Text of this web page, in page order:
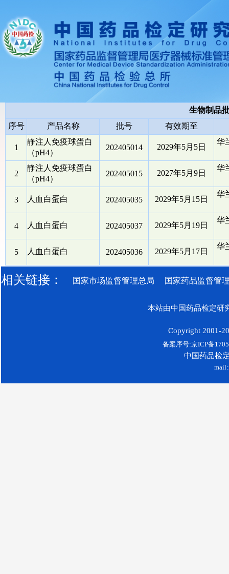
生物制品
序号
产品名称 批号 有效期至
1
静注人免疫球蛋白
（pH4）
202405014 2029年5月5日
华
2
静注人免疫球蛋白
（pH4）
202405015 2027年5月9日
华
3 人血白蛋白 202405035 2029年5月15日
华
4 人血白蛋白 202405037 2029年5月19日
华
5 人血白蛋白 202405036 2029年5月17日
华
相关链接： 国家市场监督管理总局 国家药品监督管
本站由中国药品检定研
Copyright 2001-
备案序号:京ICP备
中国药品检